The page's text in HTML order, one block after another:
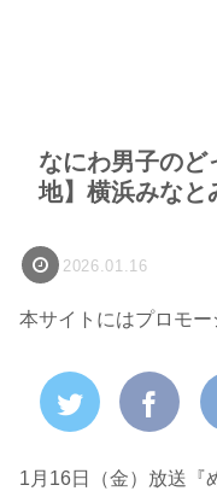
なにわ男子のど
地】横浜みなと
2026.01.16
本サイトにはプロモ
1月16日（金）放送『